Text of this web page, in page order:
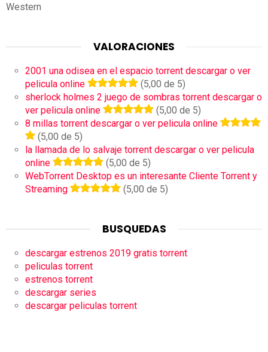
Western
VALORACIONES
2001 una odisea en el espacio torrent descargar o ver
pelicula online
(5,00 de 5)
sherlock holmes 2 juego de sombras torrent descargar o
ver pelicula online
(5,00 de 5)
8 millas torrent descargar o ver pelicula online
(5,00 de 5)
la llamada de lo salvaje torrent descargar o ver pelicula
online
(5,00 de 5)
WebTorrent Desktop es un interesante Cliente Torrent y
Streaming
(5,00 de 5)
BUSQUEDAS
descargar estrenos 2019 gratis torrent
peliculas torrent
estrenos torrent
descargar series
descargar peliculas torrent